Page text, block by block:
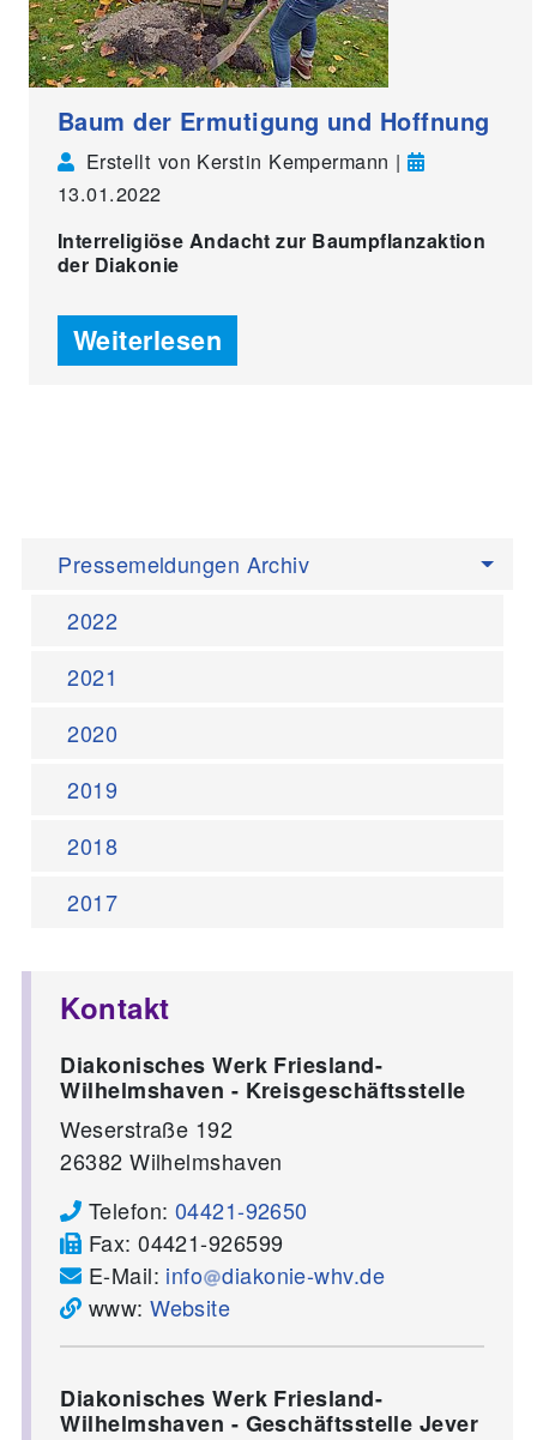
Pressemeldungen Archiv
2022
2021
2020
2019
2018
2017
Kontakt
Diakonisches Werk Friesland-
Wilhelmshaven - Kreisgeschäftsstelle
Weserstraße 192
26382 Wilhelmshaven
Telefon: 04421-92650
Fax:04421-926599
E-Mail: info
diakonie-whv.de
www:Website
Diakonisches Werk Friesland-
Wilhelmshaven - Geschäftsstelle Jever
Baum der Ermutigung und Hoffnung
Erstellt von Kerstin Kempermann |
13.01.2022
Interreligiöse Andacht zur Baumpflanzaktion
der Diakonie
Weiterlesen